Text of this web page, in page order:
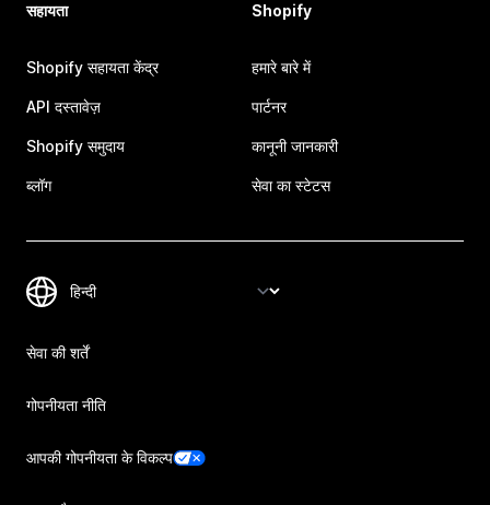
सहायता
Shopify सहायता केंद्र
API दस्तावेज़
Shopify समुदाय
ब्लॉग
Shopify
हमारे बारे में
पार्टनर
कानूनी जानकारी
सेवा का स्टेटस
सेवा की शर्तें
गोपनीयता नीति
आपकी गोपनीयता के विकल्प